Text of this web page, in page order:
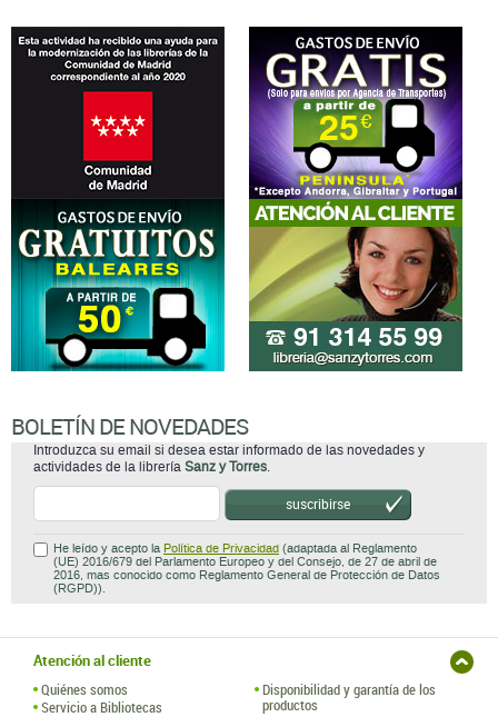
BOLETÍN DE NOVEDADES
Introduzca su email si desea estar informado de las novedades y
actividades de la librería Sanz y Torres
suscribirse
He leído y acepto la Política de Privacidad (adaptada al Reglamento
(UE) 2016/679 del Parlamento Europeo y del Consejo, de 27 de abril de
2016, mas conocido como Reglamento General de Protección de Datos
(RGPD)).
Atención al cliente
Quiénes somos
Servicio a Bibliotecas
Disponibilidad y garantía de los
productos